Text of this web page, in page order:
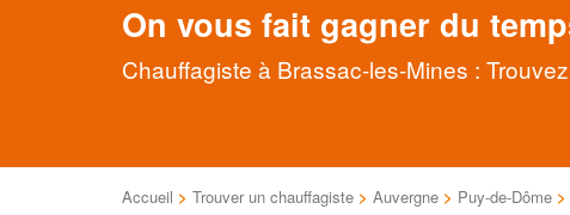
On vous fait gagner du
Chauffagiste à Brassac-les-Mines :
Accueil > Trouver un chauffagiste > Auvergne > Puy-de-Dôme >